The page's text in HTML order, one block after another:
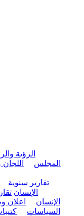
الرؤية
المجلس
تقارير سنوية
الإنسان
الإنسان
اعلان
السياسات